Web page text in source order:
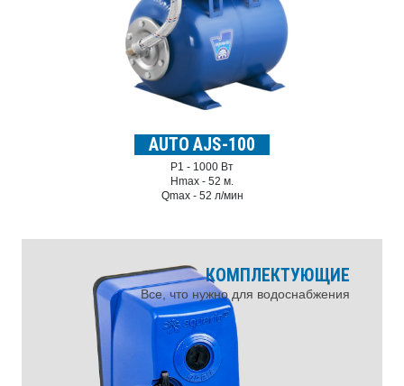
AUTO AJS-100
P1 - 1000 Вт
Hmax - 52 м.
Qmax - 52 л/мин
КОМПЛЕКТУЮЩИЕ
Все, что нужно для водоснабжения